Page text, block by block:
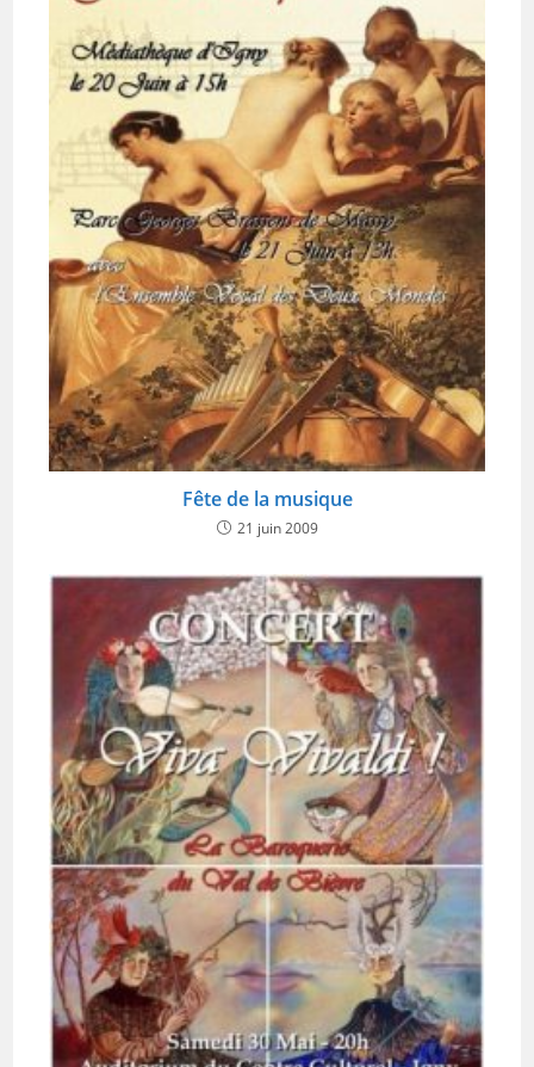
Fête de la musique
21 juin 2009